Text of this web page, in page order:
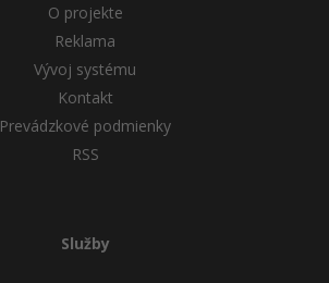
O projekte
Reklama
Vývoj systému
Kontakt
Prevádzkové podmienky
RSS
Služby